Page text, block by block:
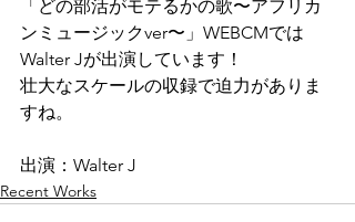
「どの部活がモテるかの歌〜アフリカ
ンミュージックver〜」WEBCMでは
Walter Jが出演しています！
壮大なスケールの収録で迫力がありま
すね。
出演：Walter J
Recent Works